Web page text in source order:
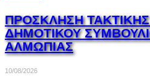
ΠΡΟΣΚΛΗΣΗ
ΔΗΜΟΤΙΚΟΥ
ΑΛΜΩΠΙΑΣ
10/08/2026